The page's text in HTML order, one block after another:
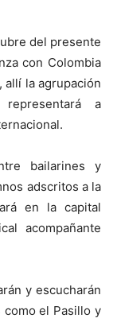
del presente
con Colombia
allí la agrupación
representará a
bailarines y
adscritos a la
en la capital
acompañante
y escucharán
como el Pasillo y